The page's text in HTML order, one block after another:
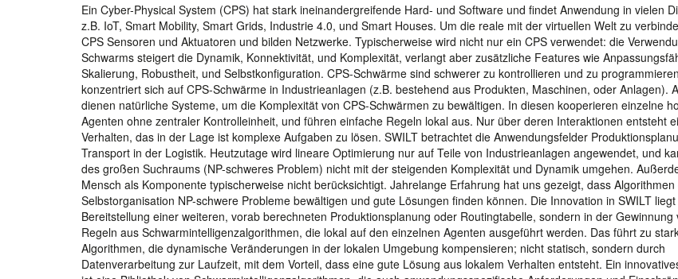
Ein Cyber-Physical System (CPS) hat stark ineinandergreifende Hard- und Software und findet Anwendung in vielen
z.B. IoT, Smart Mobility, Smart Grids, Industrie 4.0, und Smart Houses. Um die reale mit der virtuellen Welt zu
CPS Sensoren und Aktuatoren und bilden Netzwerke. Typischerweise wird nicht nur ein CPS verwendet: die
Schwarms steigert die Dynamik, Konnektivität, und Komplexität, verlangt aber zusätzliche Features wie
Skalierung, Robustheit, und Selbstkonfiguration. CPS-Schwärme sind schwerer zu kontrollieren und zu
konzentriert sich auf CPS-Schwärme in Industrieanlagen (z.B. bestehend aus Produkten, Maschinen, oder Anlagen).
dienen natürliche Systeme, um die Komplexität von CPS-Schwärmen zu bewältigen. In diesen kooperieren einzelne
Agenten ohne zentraler Kontrolleinheit, und führen einfache Regeln lokal aus. Nur über deren Interaktionen entsteht
Verhalten, das in der Lage ist komplexe Aufgaben zu lösen. SWILT betrachtet die Anwendungsfelder
Transport in der Logistik. Heutzutage wird lineare Optimierung nur auf Teile von Industrieanlagen angewendet, und
des großen Suchraums (NP-schweres Problem) nicht mit der steigenden Komplexität und Dynamik umgehen.
Mensch als Komponente typischerweise nicht berücksichtigt. Jahrelange Erfahrung hat uns gezeigt, dass
Selbstorganisation NP-schwere Probleme bewältigen und gute Lösungen finden können. Die Innovation in SWILT
Bereitstellung einer weiteren, vorab berechneten Produktionsplanung oder Routingtabelle, sondern in der Gewinnung
Regeln aus Schwarmintelligenzalgorithmen, die lokal auf den einzelnen Agenten ausgeführt werden. Das führt zu
Algorithmen, die dynamische Veränderungen in der lokalen Umgebung kompensieren; nicht statisch, sondern durch
Datenverarbeitung zur Laufzeit, mit dem Vorteil, dass eine gute Lösung aus lokalem Verhalten entsteht. Ein